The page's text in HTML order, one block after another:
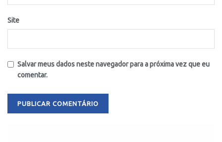
Site
Salvar meus dados neste navegador para a próxima vez que eu
comentar.